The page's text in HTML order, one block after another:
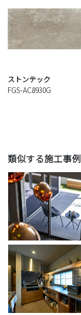
ストンテック
FGS-AC8930G
類似する施工事例